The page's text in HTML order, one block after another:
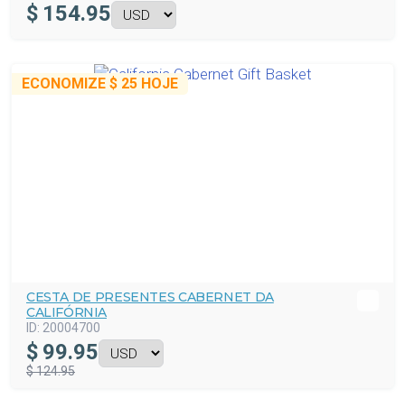
$ 154.95
ECONOMIZE $ 25 HOJE
CESTA DE PRESENTES CABERNET DA
CALIFÓRNIA
ID: 20004700
$ 99.95
$ 124.95